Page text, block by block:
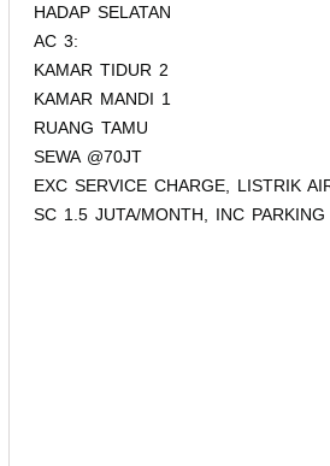
HADAP SELATAN
AC 3:
KAMAR TIDUR 2
KAMAR MANDI 1
RUANG TAMU
SEWA @70JT
EXC SERVICE CHARGE, LISTRIK
SC 1.5 JUTA/MONTH, INC PARKING